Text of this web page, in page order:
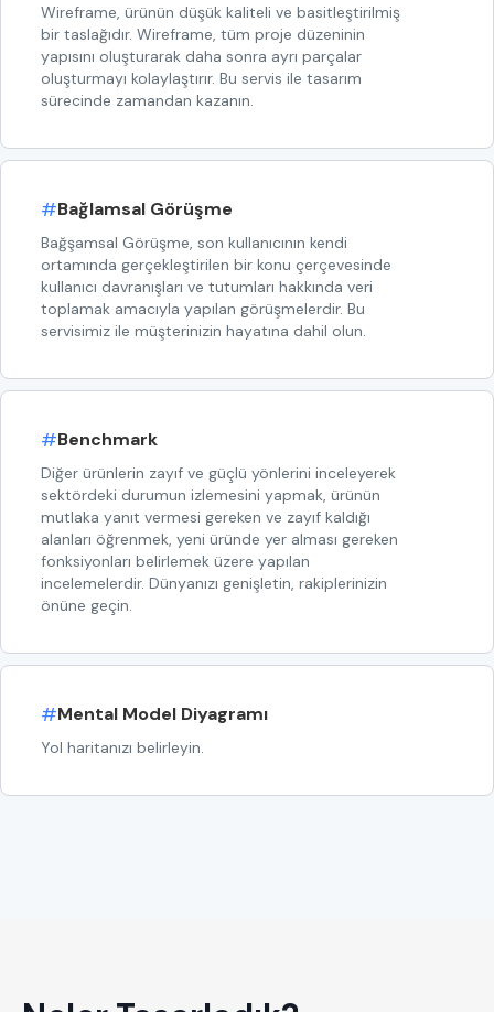
Wireframe, ürünün düşük kaliteli ve basitleştirilmiş
bir taslağıdır. Wireframe, tüm proje düzeninin
yapısını oluşturarak daha sonra ayrı parçalar
oluşturmayı kolaylaştırır. Bu servis ile tasarım
sürecinde zamandan kazanın.
#Bağlamsal Görüşme
Bağşamsal Görüşme, son kullanıcının kendi
ortamında gerçekleştirilen bir konu çerçevesinde
kullanıcı davranışları ve tutumları hakkında veri
toplamak amacıyla yapılan görüşmelerdir. Bu
servisimiz ile müşterinizin hayatına dahil olun.
#Benchmark
Diğer ürünlerin zayıf ve güçlü yönlerini inceleyerek
sektördeki durumun izlemesini yapmak, ürünün
mutlaka yanıt vermesi gereken ve zayıf kaldığı
alanları öğrenmek, yeni üründe yer alması gereken
fonksiyonları belirlemek üzere yapılan
incelemelerdir. Dünyanızı genişletin, rakiplerinizin
önüne geçin.
#Mental Model Diyagramı
Yol haritanızı belirleyin.